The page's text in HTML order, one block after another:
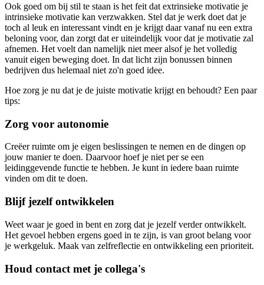
Ook goed om bij stil te staan is het feit dat extrinsieke motivatie je
intrinsieke motivatie kan verzwakken. Stel dat je werk doet dat je
toch al leuk en interessant vindt en je krijgt daar vanaf nu een extra
beloning voor, dan zorgt dat er uiteindelijk voor dat je motivatie zal
afnemen. Het voelt dan namelijk niet meer alsof je het volledig
vanuit eigen beweging doet. In dat licht zijn bonussen binnen
bedrijven dus helemaal niet zo'n goed idee.
Hoe zorg je nu dat je de juiste motivatie krijgt en behoudt? Een paar
tips:
Zorg voor autonomie
Creëer ruimte om je eigen beslissingen te nemen en de dingen op
jouw manier te doen. Daarvoor hoef je niet per se een
leidinggevende functie te hebben. Je kunt in iedere baan ruimte
vinden om dit te doen.
Blijf jezelf ontwikkelen
Weet waar je goed in bent en zorg dat je jezelf verder ontwikkelt.
Het gevoel hebben ergens goed in te zijn, is van groot belang voor
je werkgeluk. Maak van zelfreflectie en ontwikkeling een prioriteit.
Houd contact met je collega's